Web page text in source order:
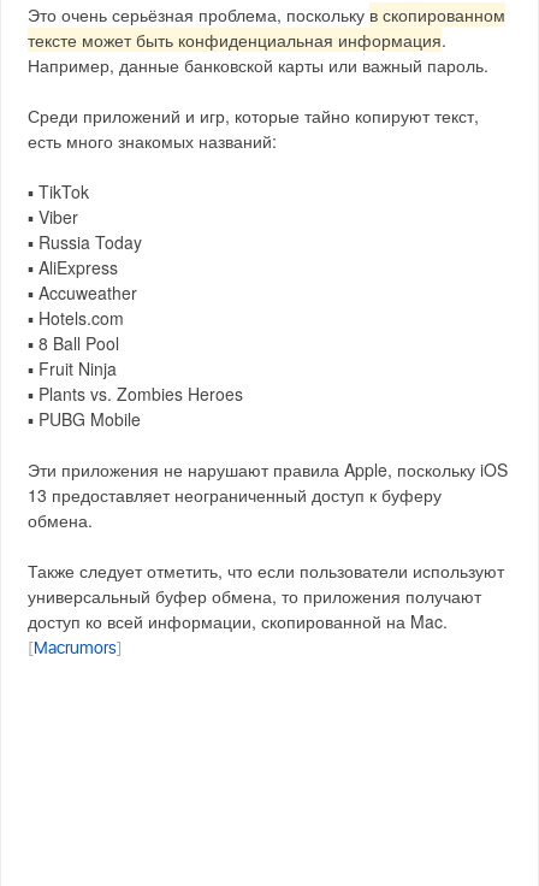
Это очень серьёзная проблема, поскольку в скопированном
тексте может быть конфиденциальная информация.
Например, данные банковской карты или важный пароль.
Среди приложений и игр, которые тайно копируют текст,
есть много знакомых названий:
▪️ TikTok
▪️ Viber
▪️ Russia Today
▪️ AliExpress
▪️ Accuweather
▪️ Hotels.com
▪️ 8 Ball Pool
▪️ Fruit Ninja
▪️ Plants vs. Zombies Heroes
▪️ PUBG Mobile
Эти приложения не нарушают правила Apple, поскольку iOS
13 предоставляет неограниченный доступ к буферу
обмена.
Также следует отметить, что если пользователи используют
универсальный буфер обмена, то приложения получают
доступ ко всей информации, скопированной на Mac.
[Macrumors]